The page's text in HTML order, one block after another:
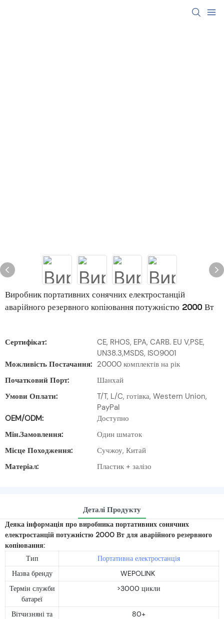
Виробник портативних сонячних електростанцій
аварійного резервного копіювання потужністю 2000 Вт
Сертифікат:
CE, RHOS, EPA, CARB. EU V,PSE,
UN38.3,MSDS, ISO9001
Можливість Постачання: 20000 комплектів на рік
Початковий Порт:
Шанхай
Умови Оплати:
T/T, L/C, готівка, Western Union,
PayPal
OEM/ODM:
Доступно
Мін.замовлення:
Один шматок
Місце Походження:
Сучжоу, Китай
Матеріал:
Пластик + залізо
Деталі Продукту
Деяка інформація про виробника портативних сонячних
електростанцій потужністю 2000 Вт для аварійного резервного
копіювання:
Тип
Портативна електростанція
Назва бренду
WEPOLINK
Термін служби
батареї
>3000 цикли
Вітчизняні та
80+